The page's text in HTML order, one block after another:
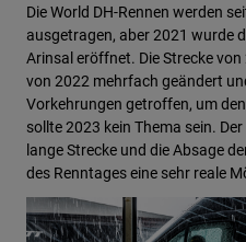
Die World DH-Rennen werden
ausgetragen, aber 2021 wurde
Arinsal eröffnet. Die Strecke
von 2022 mehrfach geändert
Vorkehrungen getroffen, um
sollte 2023 kein Thema sein.
lange Strecke und die Absage
des Renntages eine sehr reale